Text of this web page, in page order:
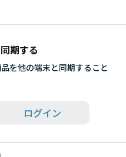
期する
を他の端末と同期すること
ログイン